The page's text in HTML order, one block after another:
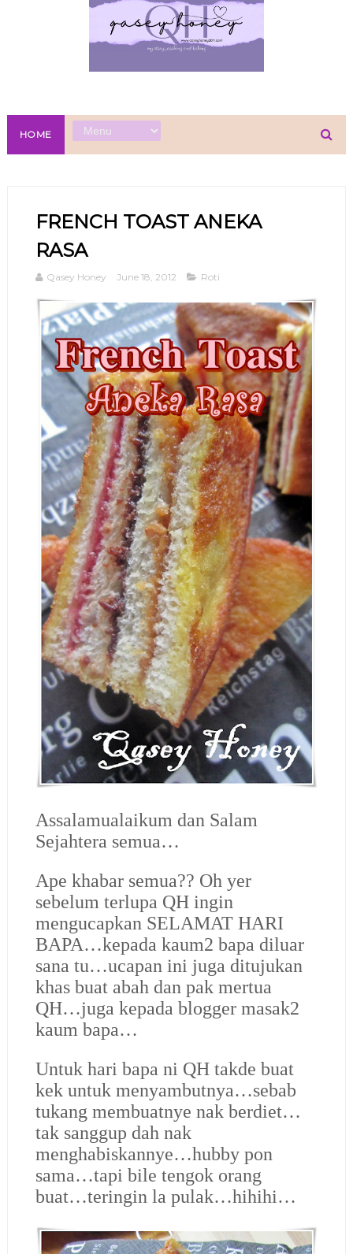
HOME
FRENCH TOAST ANEKA
RASA
Qasey Honey June 18, 2012 Roti
Assalamualaikum dan Salam
Sejahtera semua…
Ape khabar semua?? Oh yer
sebelum terlupa QH ingin
mengucapkan SELAMAT HARI
BAPA…kepada kaum2 bapa diluar
sana tu…ucapan ini juga ditujukan
khas buat abah dan pak mertua
QH…juga kepada blogger masak2
kaum bapa…
Untuk hari bapa ni QH takde buat
kek untuk menyambutnya…sebab
tukang membuatnye nak berdiet…
tak sanggup dah nak
menghabiskannye…hubby pon
sama…tapi bile tengok orang
buat…teringin la pulak…hihihi…